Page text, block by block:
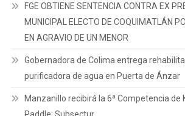
FGE OBTIENE SENTENCIA CONTRA EX
MUNICIPAL ELECTO DE COQUIMATLÁN
EN AGRAVIO DE UN MENOR
Gobernadora de Colima entrega
purificadora de agua en Puerta de Ánzar
Manzanillo recibirá la 6ª Competencia de
Paddle: Subsectur